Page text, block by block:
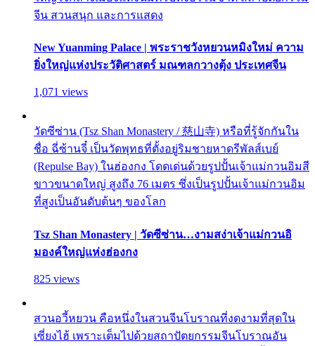
จีน สวนสนุก และการแสดง
New Yuanming Palace | พระราชวังหยวนหมิงใหม่ ความ
ยิ่งใหญ่แห่งประวัติศาสตร์ มณฑลกวางตุ้ง ประเทศจีน
1,071 views
วัดซีซ่าน (Tsz Shan Monastery / 慈山寺) หรือที่รู้จักกันใน
ชื่อ ฉี่ซ้านจี๋ เป็นวัดพุทธที่ตั้งอยู่ริมชายหาดรีพัลส์เบย์
(Repulse Bay) ในฮ่องกง โดดเด่นด้วยรูปปั้นเจ้าแม่กวนอิมสี
ขาวขนาดใหญ่ สูงถึง 76 เมตร ซึ่งเป็นรูปปั้นเจ้าแม่กวนอิม
ที่สูงเป็นอันดับต้นๆ ของโลก
Tsz Shan Monastery | วัดซีซ่าน…งามสง่าเจ้าแม่กวนอิ
มองค์ใหญ่แห่งฮ่องกง
825 views
สวนอวี้หยวน คือหนึ่งในสวนจีนโบราณที่งดงามที่สุดใน
เซี่ยงไฮ้ เพราะเต็มไปด้วยสถาปัตยกรรมจีนโบราณอัน